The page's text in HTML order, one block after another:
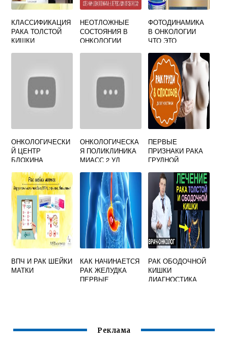
КЛАССИФИКАЦИЯ
РАКА ТОЛСТОЙ
КИШКИ
НЕОТЛОЖНЫЕ
СОСТОЯНИЯ В
ОНКОЛОГИИ
ФОТОДИНАМИКА
В ОНКОЛОГИИ
ЧТО ЭТО
ОНКОЛОГИЧЕСКИ
Й ЦЕНТР
БЛОХИНА
ОНКОЛОГИЧЕСКА
Я ПОЛИКЛИНИКА
МИАСС 2 УЛ
ПЕРВЫЕ
ПРИЗНАКИ РАКА
ГРУДНОЙ
ЖЕНЩИН
ВПЧ И РАК ШЕЙКИ
МАТКИ
КАК НАЧИНАЕТСЯ
РАК ЖЕЛУДКА
ПЕРВЫЕ
РАК ОБОДОЧНОЙ
КИШКИ
ДИАГНОСТИКА
Реклама